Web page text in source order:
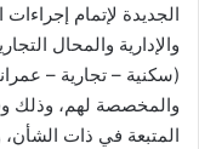
الجديدة لإتمام
والإدارية والمحال
(سكنية – تجارية –
والمخصصة لهم، وذلك
المتبعة في ذات